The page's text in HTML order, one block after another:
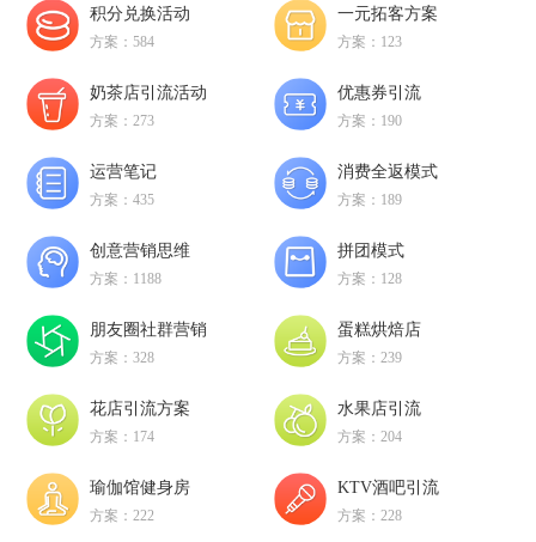
积分兑换活动
方案：584
一元拓客方案
方案：123
奶茶店引流活动
方案：273
优惠券引流
方案：190
运营笔记
方案：435
消费全返模式
方案：189
创意营销思维
方案：1188
拼团模式
方案：128
朋友圈社群营销
方案：328
蛋糕烘焙店
方案：239
花店引流方案
方案：174
水果店引流
方案：204
瑜伽馆健身房
方案：222
KTV酒吧引流
方案：228